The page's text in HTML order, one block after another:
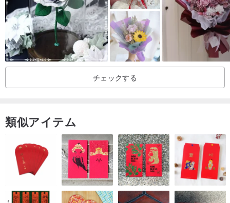
いただけます。
💛【フラワーコンテンツ】
日本の大地農園のプリザーブドフラワーや輸入花材を使用。手作業
による測定のため、わずかな誤差があり、それぞれの花のサイズは
高温多湿を避け、乾燥した風通しの良い場所に置いてください。ホ
コリがついた場合は、ドライヤーやブラシ、風船などの最低限の冷
風でカメラを掃除し、軽くはじいてください。
1. 当店の在庫には限りがございます お花を最良の状態でお届けする
チェックする
類似アイテム